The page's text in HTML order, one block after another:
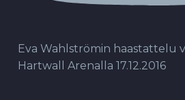
Eva Wahlströmin haastattelu
Hartwall Arenalla 17.12.2016